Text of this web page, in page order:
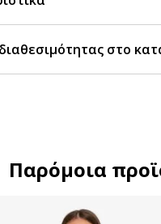
στο
Παρόμοια